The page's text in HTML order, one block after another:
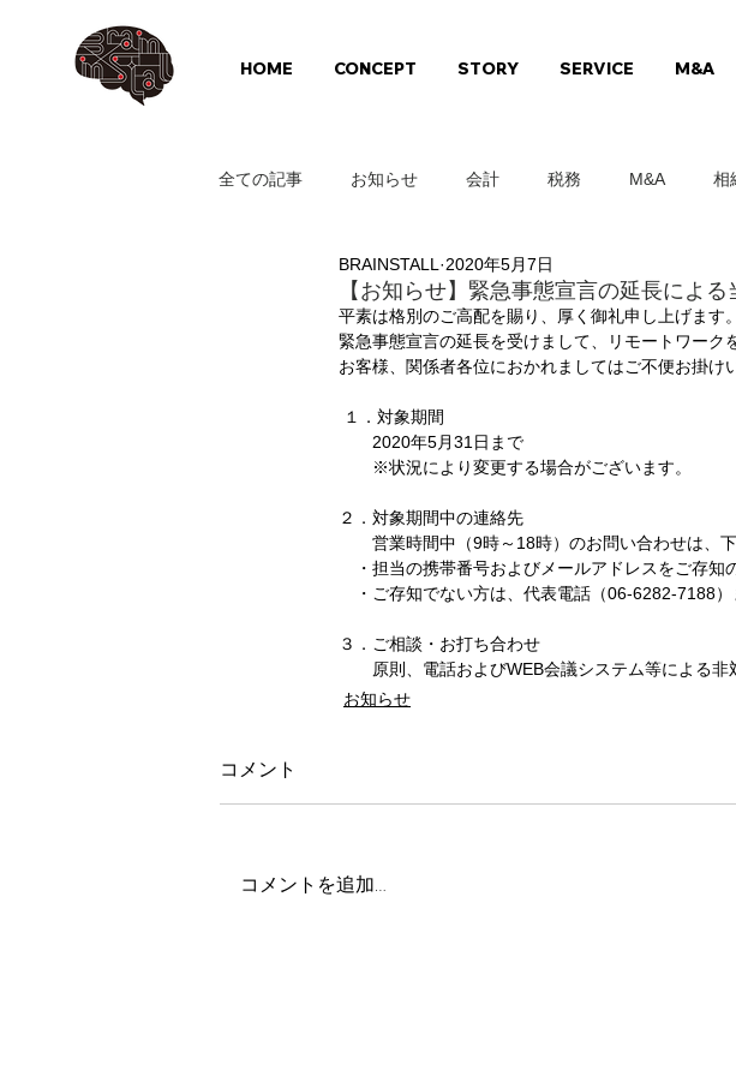
HOME CONCEPT STORY SERVICE M&A
全ての記事 お知らせ 会計 税務 M&A 相
【お知らせ】緊急事態宣言の延長によ
BRAINSTALL 2020年5月7日
平素は格別のご高配を賜り、厚く御礼申し上げます。
緊急事態宣言の延長を受けまして、
リモートワーク
お客様、関係者各位におかれましてはご不便お掛け
１．対象期間
2020年5月31日まで
※状況により変更する場合がございます。
２．対象期間中の連絡先
営業時間中（9時～18時）のお問い合わせは、下
・担当の携帯番号およびメールアドレスをご存知
・ご存知でない方は、代表電話（06-6282-7188
３．ご相談・お打ち合わせ
原則、電話およびWEB会議システム等による非
お知らせ
コメント
コメントを追加…